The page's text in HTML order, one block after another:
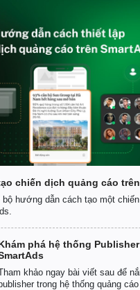
E-Magazine
Infographic
chiến dịch quảng cáo
hướng dẫn cách tạo một
phá hệ thống
khảo ngay bài viết sau để
trong hệ thống quảng